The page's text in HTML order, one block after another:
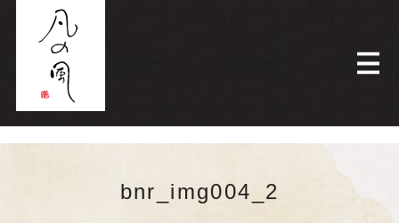
メ
bnr_img004_2